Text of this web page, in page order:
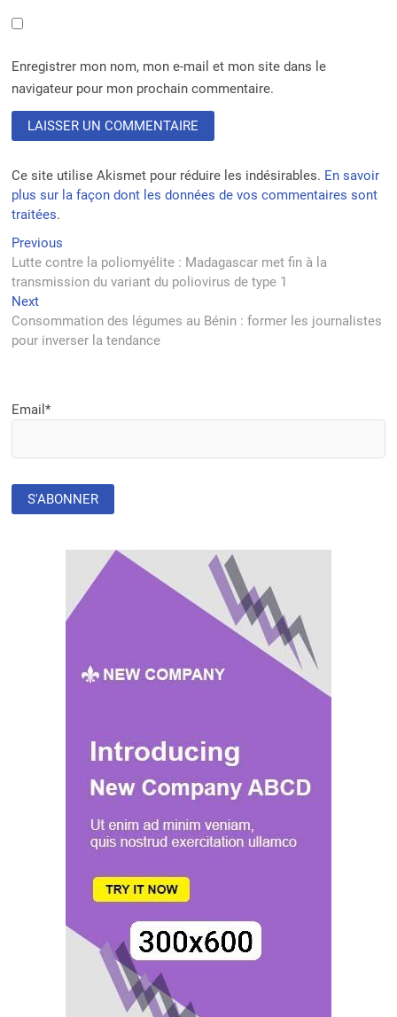
Enregistrer mon nom, mon e-mail et mon site dans le
navigateur pour mon prochain commentaire.
Ce site utilise Akismet pour réduire les indésirables. En savoir
plus sur la façon dont les données de vos commentaires sont
traitées.
Navigation
de
l’article
Previous
post:
Lutte contre la poliomyélite : Madagascar met fin à la
transmission du variant du poliovirus de type 1
NextNext
post:
Consommation des légumes au Bénin : former les journalistes
pour inverser la tendance
Email*